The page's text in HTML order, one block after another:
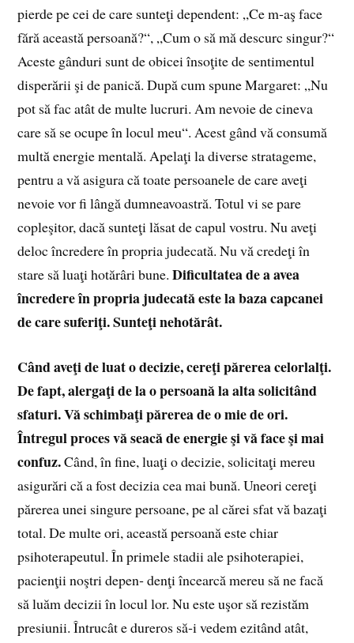
pierde pe cei de care sunteţi dependent: „Ce m‑aş face
fără această persoană?“, „Cum o să mă descurc singur?“
Aceste gânduri sunt de obicei însoţite de sentimentul
disperării şi de panică. După cum spune Margaret: „Nu
pot să fac atât de multe lucruri. Am nevoie de cineva
care să se ocupe în locul meu“. Acest gând vă consumă
multă energie mentală. Apelaţi la diverse stratageme,
pentru a vă asigura că toate persoanele de care aveţi
nevoie vor fi lângă dumneavoastră. Totul vi se pare
copleşitor, dacă sunteţi lăsat de capul vostru. Nu aveţi
deloc încredere în propria judecată. Nu vă credeţi în
stare să luaţi hotărâri bune.Dificultatea de a avea
încredere în propria judecată este la baza capcanei
de care suferiţi. Sunteţi nehotărât.
Când aveţi de luat o decizie, cereţi părerea celorlalţi.
De fapt, alergaţi de la o persoană la alta solicitând
sfaturi. Vă schimbaţi părerea de o mie de ori.
Întregul proces vă seacă de energie şi vă face şi mai
confuz.Când, în fine, luaţi o decizie, solicitaţi mereu
asigurări că a fost decizia cea mai bună. Uneori cereţi
părerea unei singure persoane, pe al cărei sfat vă bazaţi
total. De multe ori, această persoană este chiar
psihoterapeutul. În primele stadii ale psihoterapiei,
pacienţii noştri depen‑ denţi încearcă mereu să ne facă
să luăm decizii în locul lor. Nu este uşor să rezistăm
presiunii. Întrucât e dureros să‑i vedem ezitând atât,